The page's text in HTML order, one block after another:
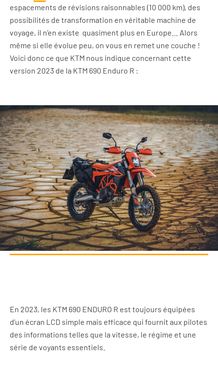
espacements de révisions raisonnables (10 000 km), des
possibilités de transformation en véritable machine de
voyage, il n’en existe quasiment plus en Europe… Alors
même si elle évolue peu, on vous en remet une couche !
Voici donc ce que KTM nous indique concernant cette
version 2023 de la KTM 690 Enduro R :
En 2023, les KTM 690 ENDURO R est toujours équipées
d’un écran LCD simple mais efficace qui fournit aux pilotes
des informations telles que la vitesse, le régime et une
série de voyants essentiels.